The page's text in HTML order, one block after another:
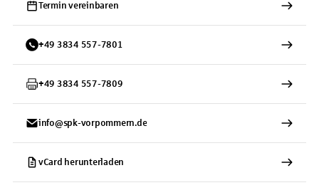
Termin vereinbaren
+49 3834 557-7801
+49 3834 557-7809
info@spk-vorpommern.de
vCard herunterladen